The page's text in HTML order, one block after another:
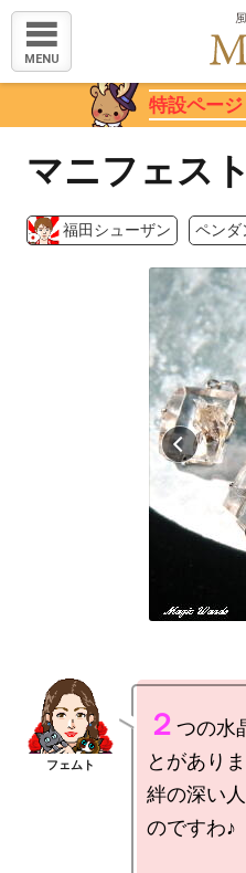
MENU
特設ページ
マニフェスト
福田シューザン ペンダ
２ つの水
とがあり
絆の深い
のですわ♪